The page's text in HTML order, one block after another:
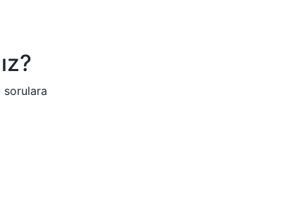
sorulara